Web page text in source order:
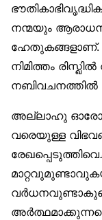
നന്മയും
ഹേതുകങ്ങളാണ്.
നിമിത്തം
നബിവചനത്തിൽ
അല്ലാഹു ഓരോ
വരെയുള്ള